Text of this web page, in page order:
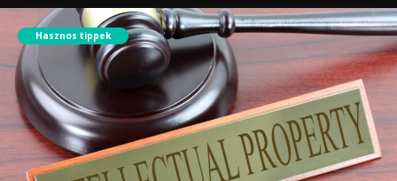
Hasznos tippek